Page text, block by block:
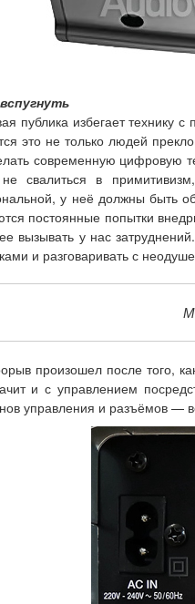
публика избегает
это не только людей
современную цифровую
свалиться в
у неё должны быть
постоянные попытки
вызывать у нас
и разговаривать с
произошел после того,
и с управлением
управления и разъёмов —